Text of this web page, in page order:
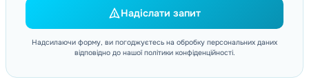
Надіслати запит
Надсилаючи форму, ви погоджуєтесь на обробку персональних даних
відповідно до нашої політики конфіденційності.